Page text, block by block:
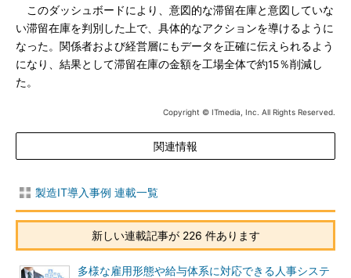
このダッシュボードにより、意図的な滞留在庫と意図していな
い滞留在庫を判別した上で、具体的なアクションを導けるように
なった。関係者および経営層にもデータを正確に伝えられるよう
になり、結果として滞留在庫の金額を工場全体で約15％削減し
た。
Copyright © ITmedia, Inc. All Rights Reserved.
関連情報
製造IT導入事例 連載一覧
新しい連載記事が 226 件あります
多様な雇用形態や給与体系に対応できる人事システ